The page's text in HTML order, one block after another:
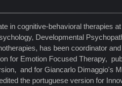
in cognitive-behavioral therapies
Developmental
has been coordinator
for Emotion Focused Therapy,
and for Giancarlo Dimaggio's
the portuguese version for